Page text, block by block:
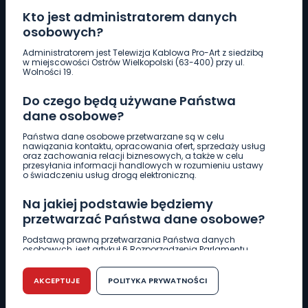
Kto jest administratorem danych
osobowych?
Administratorem jest Telewizja Kablowa Pro-Art z siedzibą
w miejscowości Ostrów Wielkopolski (63-400) przy ul.
Wolności 19.
Do czego będą używane Państwa
dane osobowe?
Państwa dane osobowe przetwarzane są w celu
nawiązania kontaktu, opracowania ofert, sprzedaży usług
oraz zachowania relacji biznesowych, a także w celu
przesyłania informacji handlowych w rozumieniu ustawy
o świadczeniu usług drogą elektroniczną.
Na jakiej podstawie będziemy
przetwarzać Państwa dane osobowe?
Podstawą prawną przetwarzania Państwa danych
osobowych, jest artykuł 6 Rozporządzenia Parlamentu
r. w sprawie ochrony osób fizycznych w związku z
przetwarzaniem danych osobowych w sprawie
swobodnego przepływu takich danych oraz uchylenia
dyrektywy 95/46/WE (RODO).
AKCEPTUJE POLITYKA PRYWATNOŚCI
Pobierz logotyp
661 997 997
REDAKCJA
62 735 22 22redakcja@wlkp24.info
DZIAŁ REKLAMY
62 735 01 85 reklama@wlkp24.info
WIADOMOŚCI
CIEKAWOSTKI